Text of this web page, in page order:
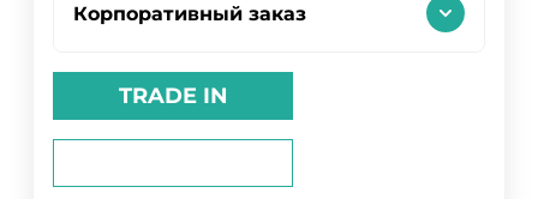
Корпоративный заказ
TRADE IN